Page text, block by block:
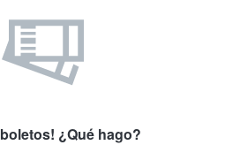
¿Qué hago?